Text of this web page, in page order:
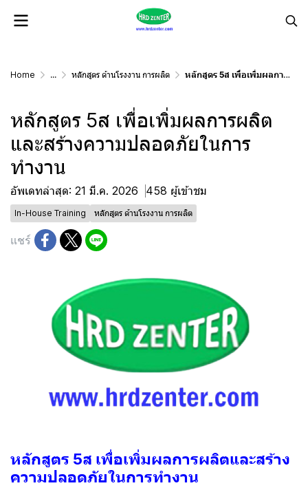
Home ... หลักสูตร ด้านโรงงาน การผลิต หลักสูตร 5ส เพื่อเพิ่มผลการผลิตและสร้างความปลอดภัยในการทำงาน
หลักสูตร 5ส เพื่อเพิ่มผลการผลิต
และสร้างความปลอดภัยในการ
ทำงาน
อัพเดทล่าสุด: 21 มี.ค. 2026 458 ผู้เข้าชม
In-House Training หลักสูตร ด้านโรงงาน การผลิต
แชร์
หลักสูตร 5ส เพื่อเพิ่มผลการผลิตและสร้าง
ความปลอดภัยในการทำงาน